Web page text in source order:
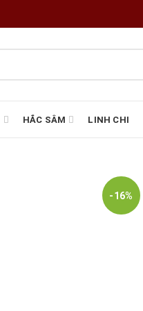
HẮC SÂM LINH CHI
-16%